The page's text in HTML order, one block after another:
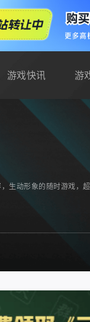
游戏快讯 游
动形象的随时游戏，